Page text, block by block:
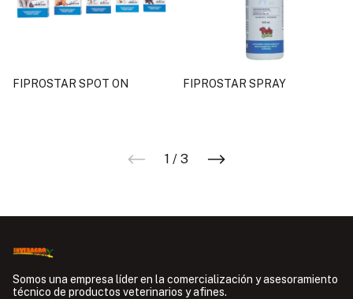
FIPROSTAR SPOT ON FIPROSTAR SPRAY
1 / 3
Somos una empresa líder en la comercialización y asesoramiento
técnico de productos veterinarios y afines.